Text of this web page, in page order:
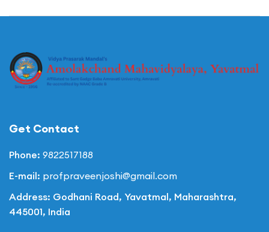
Get Contact
Phone: 9822517188
E-mail: profpraveenjoshi@gmail.com
Address: Godhani Road, Yavatmal, Maharashtra,
445001, India